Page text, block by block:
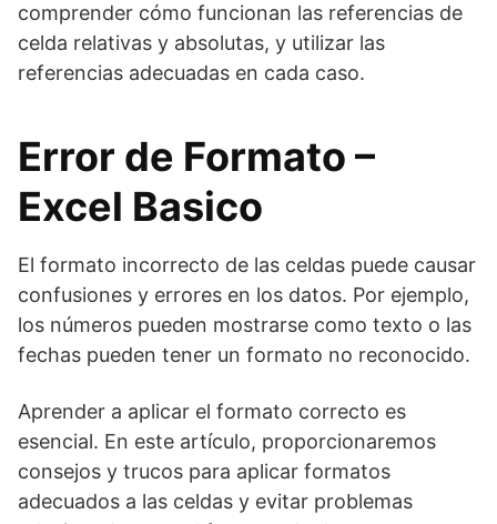
comprender cómo funcionan las referencias de
celda relativas y absolutas, y utilizar las
referencias adecuadas en cada caso.
Error de Formato –
Excel Basico
El formato incorrecto de las celdas puede causar
confusiones y errores en los datos. Por ejemplo,
los números pueden mostrarse como texto o las
fechas pueden tener un formato no reconocido.
Aprender a aplicar el formato correcto es
esencial. En este artículo, proporcionaremos
consejos y trucos para aplicar formatos
adecuados a las celdas y evitar problemas